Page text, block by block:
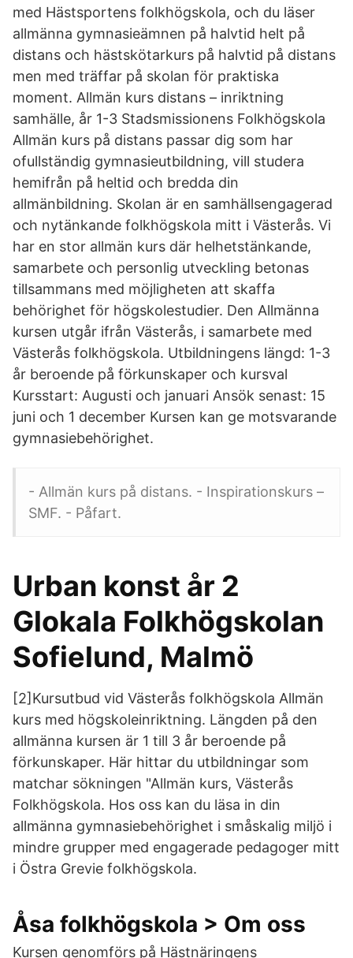
med Hästsportens folkhögskola, och du läser
allmänna gymnasieämnen på halvtid helt på
distans och hästskötarkurs på halvtid på distans
men med träffar på skolan för praktiska
moment. Allmän kurs distans – inriktning
samhälle, år 1-3 Stadsmissionens Folkhögskola
Allmän kurs på distans passar dig som har
ofullständig gymnasieutbildning, vill studera
hemifrån på heltid och bredda din
allmänbildning. Skolan är en samhällsengagerad
och nytänkande folkhögskola mitt i Västerås. Vi
har en stor allmän kurs där helhetstänkande,
samarbete och personlig utveckling betonas
tillsammans med möjligheten att skaffa
behörighet för högskolestudier. Den Allmänna
kursen utgår ifrån Västerås, i samarbete med
Västerås folkhögskola. Utbildningens längd: 1-3
år beroende på förkunskaper och kursval
Kursstart: Augusti och januari Ansök senast: 15
juni och 1 december Kursen kan ge motsvarande
gymnasiebehörighet.
- Allmän kurs på distans. - Inspirationskurs –
SMF. - Påfart.
Urban konst år 2
Glokala Folkhögskolan
Sofielund, Malmö
[2]Kursutbud vid Västerås folkhögskola Allmän
kurs med högskoleinriktning. Längden på den
allmänna kursen är 1 till 3 år beroende på
förkunskaper. Här hittar du utbildningar som
matchar sökningen "Allmän kurs, Västerås
Folkhögskola. Hos oss kan du läsa in din
allmänna gymnasiebehörighet i småskalig miljö i
mindre grupper med engagerade pedagoger mitt
i Östra Grevie folkhögskola.
Åsa folkhögskola > Om oss
Kursen genomförs på Hästnäringens